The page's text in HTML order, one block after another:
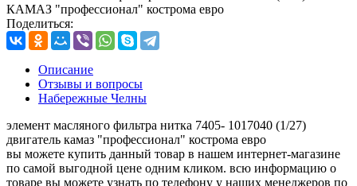
КАМАЗ "профессионал" кострома евро
Поделиться:
Описание
Отзывы и вопросы
Набережные Челны
элемент масляного фильтра нитка 7405- 1017040 (1/27)
двигатель камаз "профессионал" кострома евро
вы можете купить данный товар в нашем интернет-магазине
по самой выгодной цене одним кликом. всю информацию о
товаре вы можете узнать по телефону у наших менеджеров по